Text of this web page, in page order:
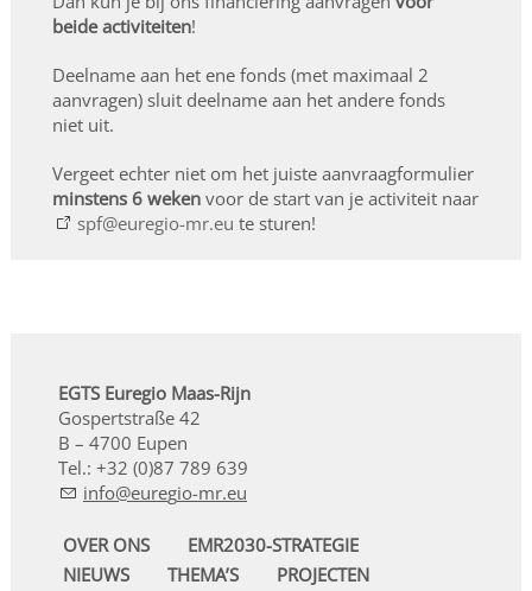
beide activiteiten!
Deelname aan het ene fonds (met maximaal 2
aanvragen) sluit deelname aan het andere fonds
niet uit.
Vergeet echter niet om het juiste aanvraagformulier
minstens 6 wekenvoor de start van je activiteit naar
spf@euregio-mr.eu te sturen!
EGTS Euregio Maas-Rijn
Gospertstraße 42
B – 4700 Eupen
Tel.: +32 (0)87 789 639
nf
r g -mr
OVER ONS
EMR2030-STRATEGIE
NIEUWS
THEMA’S
PROJECTEN